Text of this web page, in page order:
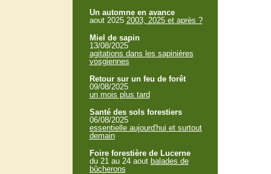
Un automne en avance
aout 2025 2003, 2025 et après ?
Miel de sapin
13/08/2025
agitations dans les sapinières
vosgiennes
Retour sur un feu de forêt
09/08/2025
un mois plus tard
Santé des sols forestiers
06/08/2025
essentielle aujourd'hui et surtout
demain
Foire forestière de Lucerne
du 21 au 24 aout balades de
bûcherons